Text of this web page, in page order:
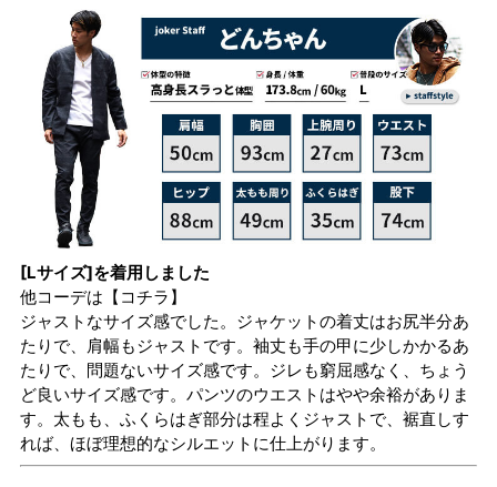
[Lサイズ]を着用しました
他コーデは 【コチラ】
ジャストなサイズ感でした。ジャケットの着丈はお尻半分あ
たりで、肩幅もジャストです。袖丈も手の甲に少しかかるあ
たりで、問題ないサイズ感です。ジレも窮屈感なく、ちょう
ど良いサイズ感です。パンツのウエストはやや余裕がありま
す。太もも、ふくらはぎ部分は程よくジャストで、裾直しす
れば、ほぼ理想的なシルエットに仕上がります。